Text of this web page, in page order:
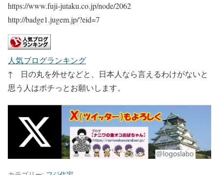
https://www.fuji-jutaku.co.jp/node/2062
http://badge1.jugem.jp/?eid=7
人気ブログランキング
↑ 日の丸を外せなどと、日本人なら言えるわけがないと
思う人はポチっとお願いします。